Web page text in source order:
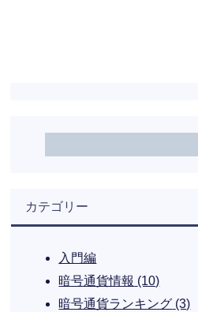
カテゴリー
入門編
暗号通貨情報 (10)
暗号通貨ランキング (3)